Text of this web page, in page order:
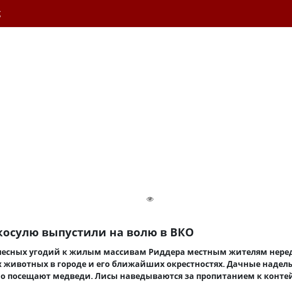
выпустили на волю в ВКО
угодий к жилым массивам Риддера местным жителям
животных в городе и его ближайших окрестностях. Дачные
посещают медведи. Лисы наведываются за пропитанием к